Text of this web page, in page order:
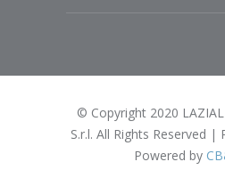
© Copyright 2020
S.r.l. All Rights Reserved |
Powered by